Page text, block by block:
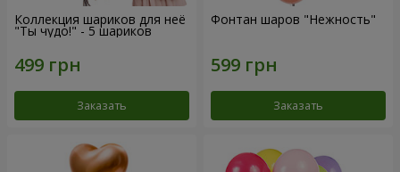
Коллекция шариков для неё
"Ты чудо!" - 5 шариков
Заказать
Фонтан шаров "Нежность"
Заказать